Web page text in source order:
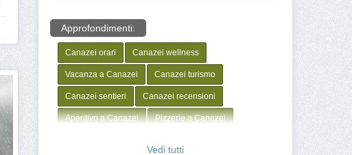
Approfondimenti:
Canazei orari Canazei wellness
Vacanza a Canazei Canazei turismo
Canazei sentieri Canazei recensioni
Aperitivo a Canazei Pizzerie a Canazei
Vedi tutti